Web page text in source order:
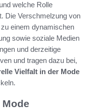
welche Rolle
Die Verschmelzung von
einem dynamischen
sowie soziale Medien
und derzeitige
und tragen dazu bei,
Vielfalt in der Mode